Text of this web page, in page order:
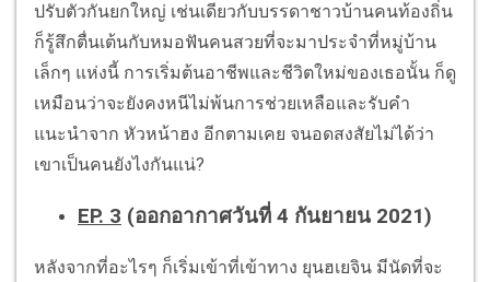
ปรับตัวกันยกใหญ่ เช่นเดียวกับบรรดาชาวบ้านคนท้องถิ่น
ก็รู้สึกตื่นเต้นกับหมอฟันคนสวยที่จะมาประจำที่หมู่บ้าน
เล็กๆ แห่งนี้ การเริ่มต้นอาชีพและชีวิตใหม่ของเธอนั้น ก็ดู
เหมือนว่าจะยังคงหนีไม่พ้นการช่วยเหลือและรับคำ
แนะนำจาก หัวหน้าฮง อีกตามเคย จนอดสงสัยไม่ได้ว่า
เขาเป็นคนยังไงกันแน่?
EP. 3 (ออกอากาศวันที่ 4 กันยายน 2021)
หลังจากที่อะไรๆ ก็เริ่มเข้าที่เข้าทาง ยุนฮเยจิน มีนัดที่จะ